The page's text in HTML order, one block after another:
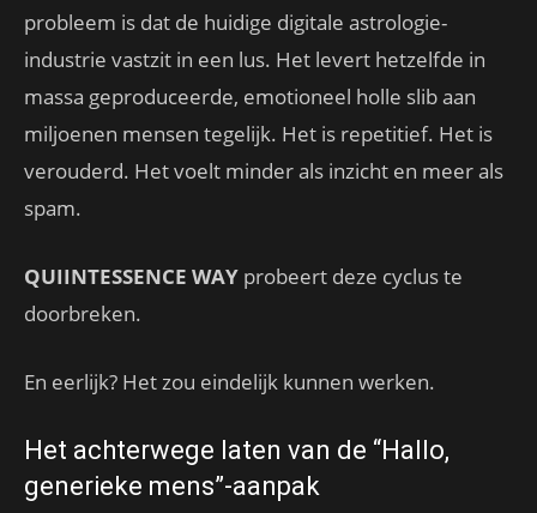
probleem is dat de huidige digitale astrologie-
industrie vastzit in een lus. Het levert hetzelfde in
massa geproduceerde, emotioneel holle slib aan
miljoenen mensen tegelijk. Het is repetitief. Het is
verouderd. Het voelt minder als inzicht en meer als
spam.
QUIINTESSENCE WAY probeert deze cyclus te
doorbreken.
En eerlijk? Het zou eindelijk kunnen werken.
Het achterwege laten van de “Hallo,
generieke mens”-aanpak